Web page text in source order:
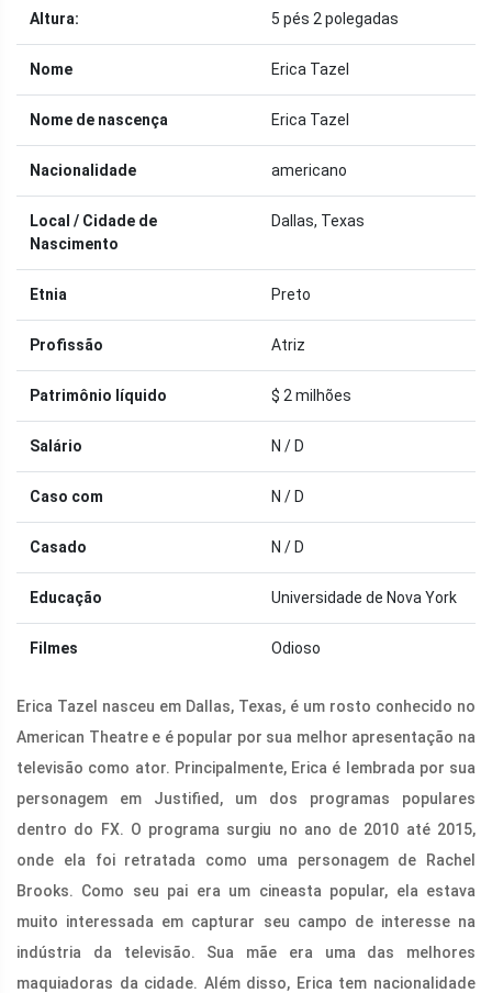
Altura: 5 pés 2 polegadas
Nome Erica Tazel
Nome de nascença Erica Tazel
Nacionalidade americano
Local / Cidade de
Nascimento
Dallas, Texas
Etnia Preto
Profissão Atriz
Patrimônio líquido $ 2 milhões
Salário N / D
Caso com N / D
Casado N / D
Educação Universidade de Nova York
Filmes Odioso
Erica Tazel nasceu em Dallas, Texas, é um rosto conhecido no
American Theatre e é popular por sua melhor apresentação na
televisão como ator. Principalmente, Erica é lembrada por sua
personagem em Justified, um dos programas populares
dentro do FX. O programa surgiu no ano de 2010 até 2015,
onde ela foi retratada como uma personagem de Rachel
Brooks. Como seu pai era um cineasta popular, ela estava
muito interessada em capturar seu campo de interesse na
indústria da televisão. Sua mãe era uma das melhores
maquiadoras da cidade. Além disso, Erica tem nacionalidade